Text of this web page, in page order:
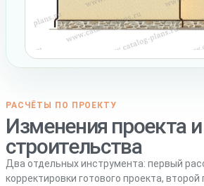
РАСЧЁТЫ ПО ПРОЕКТУ
Изменения проекта
строительства
Два отдельных инструмента: первый
корректировки готового проекта,